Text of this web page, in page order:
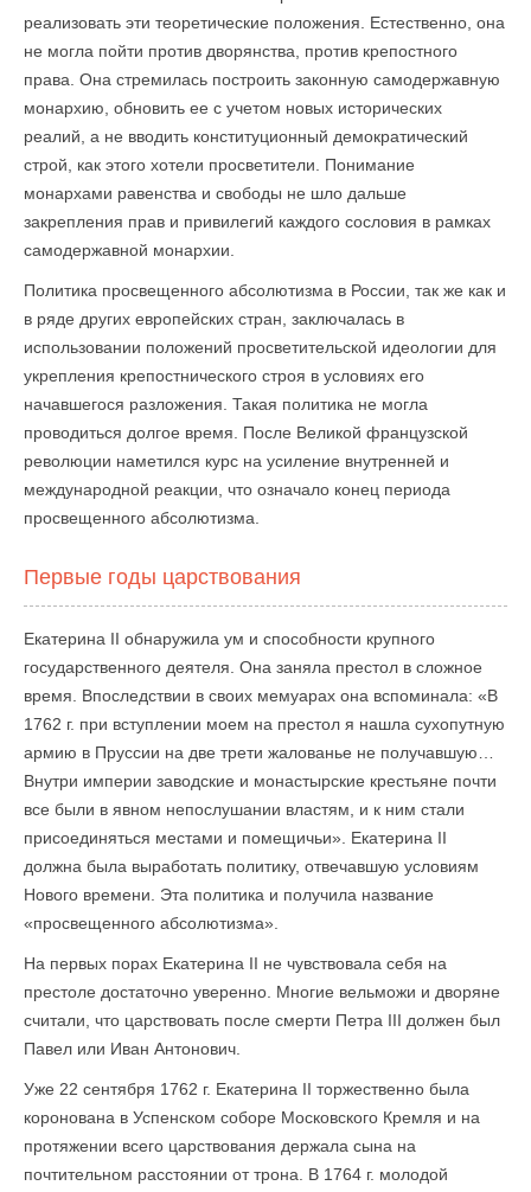
реализовать эти теоретические положения. Естественно, она
не могла пойти против дворянства, против крепостного
права. Она стремилась построить законную самодержавную
монархию, обновить ее с учетом новых исторических
реалий, а не вводить конституционный демократический
строй, как этого хотели просветители. Понимание
монархами равенства и свободы не шло дальше
закрепления прав и привилегий каждого сословия в рамках
самодержавной монархии.
Политика просвещенного абсолютизма в России, так же как и
в ряде других европейских стран, заключалась в
использовании положений просветительской идеологии для
укрепления крепостнического строя в условиях его
начавшегося разложения. Такая политика не могла
проводиться долгое время. После Великой французской
революции наметился курс на усиление внутренней и
международной реакции, что означало конец периода
просвещенного абсолютизма.
Первые годы царствования
Екатерина II обнаружила ум и способности крупного
государственного деятеля. Она заняла престол в сложное
время. Впоследствии в своих мемуарах она вспоминала: «В
1762 г. при вступлении моем на престол я нашла сухопутную
армию в Пруссии на две трети жалованье не получавшую…
Внутри империи заводские и монастырские крестьяне почти
все были в явном непослушании властям, и к ним стали
присоединяться местами и помещичьи». Екатерина II
должна была выработать политику, отвечавшую условиям
Нового времени. Эта политика и получила название
«просвещенного абсолютизма».
На первых порах Екатерина II не чувствовала себя на
престоле достаточно уверенно. Многие вельможи и дворяне
считали, что царствовать после смерти Петра III должен был
Павел или Иван Антонович.
Уже 22 сентября 1762 г. Екатерина II торжественно была
коронована в Успенском соборе Московского Кремля и на
протяжении всего царствования держала сына на
почтительном расстоянии от трона. В 1764 г. молодой